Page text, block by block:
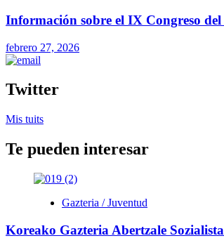
Información sobre el IX Congreso
febrero 27, 2026
Twitter
Mis tuits
Te pueden interesar
Gazteria / Juventud
Koreako Gazteria Abertzale